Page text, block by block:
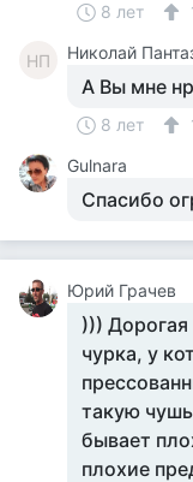
8 лет
НП Николай
А Вы мне
8 лет
Gulnara
Спасибо
Юрий Грачев
)))
чурка, у
такую
бывает
плохие